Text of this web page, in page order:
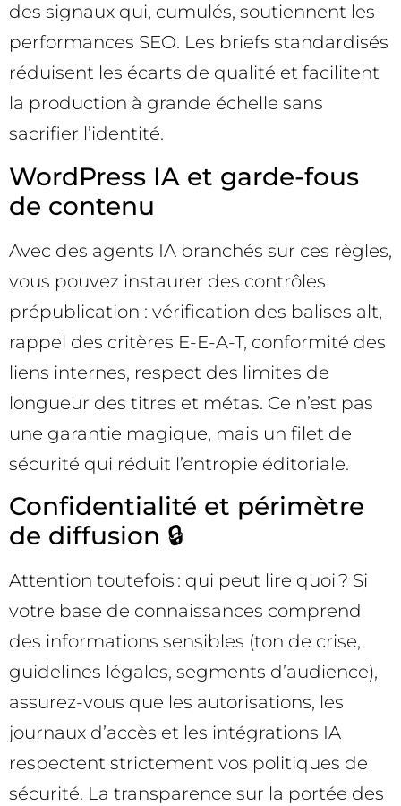
des signaux qui, cumulés, soutiennent les
performances SEO. Les briefs standardisés
réduisent les écarts de qualité et facilitent
la production à grande échelle sans
sacrifier l’identité.
WordPress IA et garde-fous
de contenu
Avec des agents IA branchés sur ces règles,
vous pouvez instaurer des contrôles
prépublication : vérification des balises alt,
rappel des critères E-E-A-T, conformité des
liens internes, respect des limites de
longueur des titres et métas. Ce n’est pas
une garantie magique, mais un filet de
sécurité qui réduit l’entropie éditoriale.
Confidentialité et périmètre
de diffusion 🔒
Attention toutefois : qui peut lire quoi ? Si
votre base de connaissances comprend
des informations sensibles (ton de crise,
guidelines légales, segments d’audience),
assurez-vous que les autorisations, les
journaux d’accès et les intégrations IA
respectent strictement vos politiques de
sécurité. La transparence sur la portée des